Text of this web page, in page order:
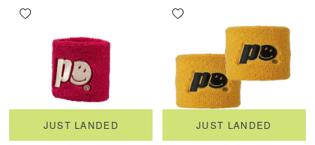
Add wishlist
JUST LANDED
JUST LANDED